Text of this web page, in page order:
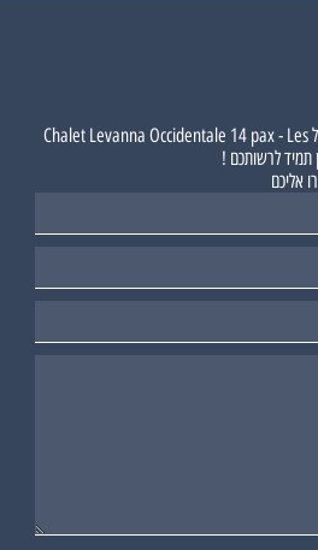
Chalet Levanna Occidentale 14 pax - Les
תמיד לרשותכם !
אליכם